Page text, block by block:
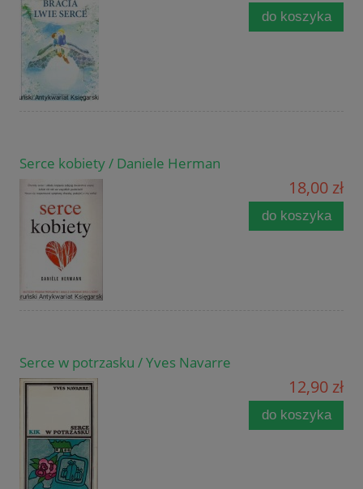
do koszyka
Serce kobiety / Daniele Herman
18,00 zł
do koszyka
Serce w potrzasku / Yves Navarre
12,90 zł
do koszyka